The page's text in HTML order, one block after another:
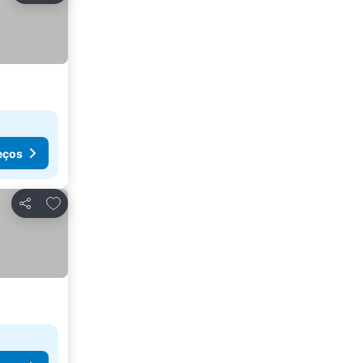
Partilhar
Adicionar aos favoritos